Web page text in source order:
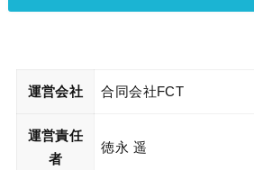
運営会社 合同会社FCT
運営責任
者
徳永 遥